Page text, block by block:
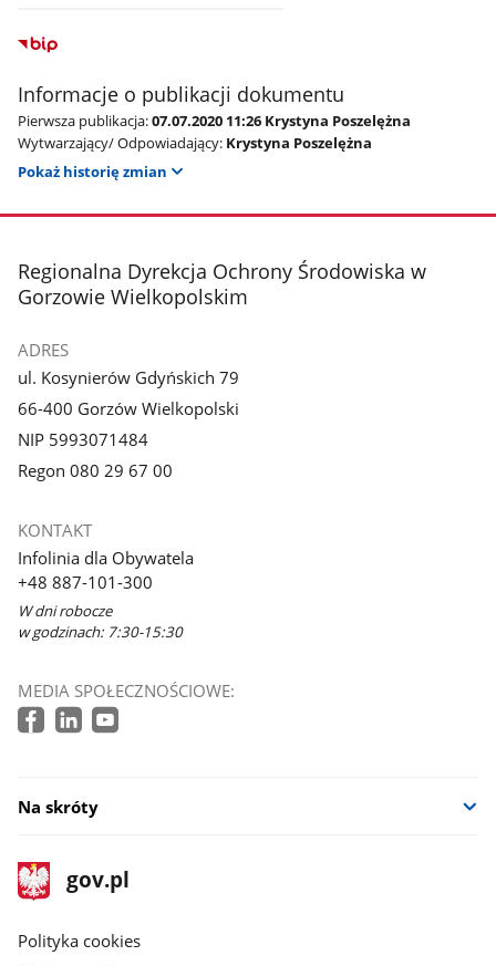
Informacje o publikacji dokumentu
Pierwsza publikacja:07.07.2020 11:26 Krystyna Poszelężna
Wytwarzający/ Odpowiadający: Krystyna Poszelężna
Pokaż historię zmian
stopka
Regionalna Dyrekcja Ochrony Środowiska w
Gorzowie Wielkopolskim
ADRES
ul. Kosynierów Gdyńskich 79
66-400 Gorzów Wielkopolski
NIP 5993071484
Regon 080 29 67 00
KONTAKT
Infolinia dla Obywatela
+48 887-101-300
W dni robocze
w godzinach: 7:30-15:30
MEDIA SPOŁECZNOŚCIOWE:
Na skróty
stopka
gov.pl
Strona
gov.pl
gov.pl
Polityka cookies